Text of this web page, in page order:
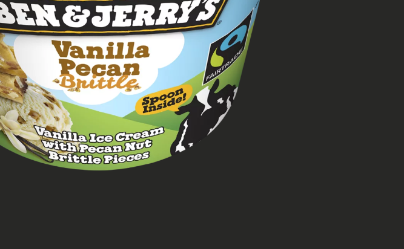
Vous aimerez aussi
Formules